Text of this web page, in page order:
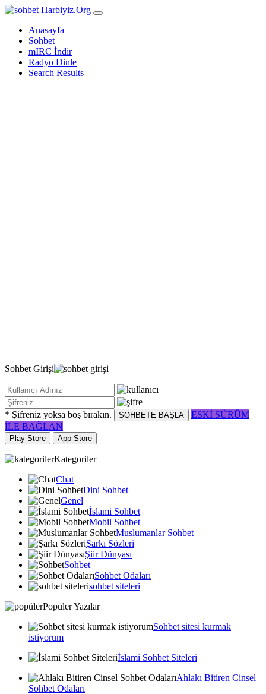
Harbiyiz.Org
Anasayfa
Sohbet
mIRC İndir
Radyo Dinle
Search Results
Sohbet Girişi
* Şifreniz yoksa boş bırakın. SOHBETE BAŞLA
ESKİ SÜRÜM
İLE BAĞLAN
Play Store App Store
Kategoriler
Chat
Dini Sohbet
Genel
İslami Sohbet
Mobil Sohbet
Muslumanlar Sohbet
Şarkı Sözleri
Şiir Dünyası
Sohbet
Sohbet Odaları
sohbet siteleri
Popüler Yazılar
Sohbet sitesi kurmak
istiyorum
İslami Sohbet Siteleri
Ahlakı Bitiren Cinsel
Sohbet Odaları